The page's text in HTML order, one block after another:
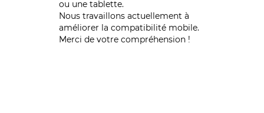
ou une tablette.
Nous travaillons actuellement à
améliorer la compatibilité mobile.
Merci de votre compréhension !